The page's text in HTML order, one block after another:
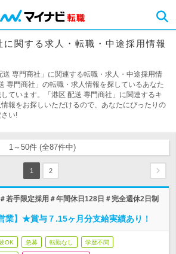
関する求人・転職・中途採用情報
送 専門商社」に関連する転職・求人・中途採用情
専門商社」の転職・求人情報を探しているあなた
ています。「港区 配送 専門商社」に関連するキ
報をお探しいただけるので、あなたにぴったりの
い!
1～50件 (全87件中)
1 2
若手限定採用＃年間休日128日＃完全週休2日制
業】★賞与７.15ヶ月分支給実績あり！
OK 急募 転勤なし 学歴不問